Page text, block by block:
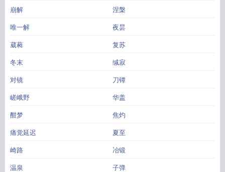
崩解 涅槃
唯一解 夜昙
葳蕤 复苏
冬末 缄寂
对镜 刀镡
嵯峨野 华盖
酣梦 焦灼
痛觉延迟 夏至
崎路 冶锻
温泉 子弹